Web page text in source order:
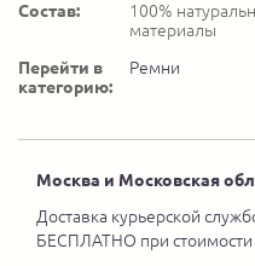
Состав:
100%
материалы
Перейти в
категорию:
Ремни
Москва и Московская
Доставка курьерской
БЕСПЛАТНО при стоимости